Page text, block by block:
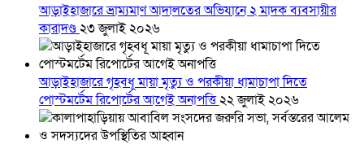
আড়াইহাজারে ভ্রাম্যমাণ আদালতের অভিযানে ২ মাদক ব্যবসায়ীর
কারাদণ্ড২৩ জুলাই ২০২৬
আড়াইহাজারে গৃহবধূ মায়া মৃত্যু ও পরকীয়া ধামাচাপা দিতে
পোস্টমর্টেম রিপোর্টের আগেই অনাপত্তি২২ জুলাই ২০২৬